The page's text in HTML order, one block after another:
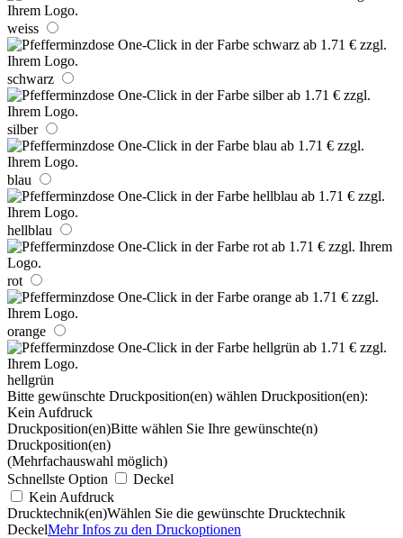
weiss
schwarz
silber
blau
hellblau
rot
orange
hellgrün
Bitte gewünschte Druckposition(en) wählen Druckposition(en):
Kein Aufdruck
Druckposition(en)Bitte wählen Sie Ihre gewünschte(n)
Druckposition(en)
(Mehrfachauswahl möglich)
Schnellste Option
Deckel
Kein Aufdruck
Drucktechnik(en)Wählen Sie die gewünschte Drucktechnik
DeckelMehr Infos zu den Druckoptionen